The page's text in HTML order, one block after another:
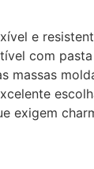
e
com pasta
massas
exigem